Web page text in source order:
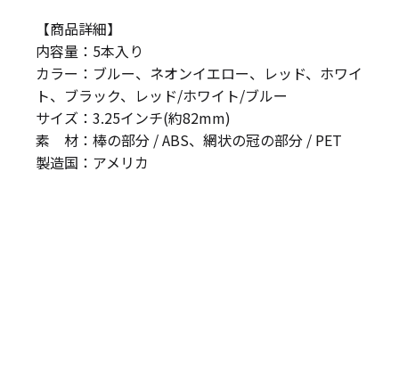
【商品詳細】
内容量：5本入り
カラー：ブルー、ネオンイエロー、レッド、ホワイ
ト、ブラック、レッド/ホワイト/ブルー
サイズ：3.25インチ(約82mm)
素 材：棒の部分 / ABS、網状の冠の部分 / PET
製造国：アメリカ